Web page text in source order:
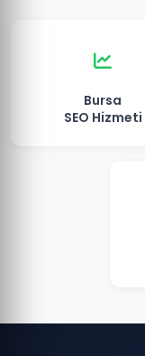
Bursa
SEO Hizmeti